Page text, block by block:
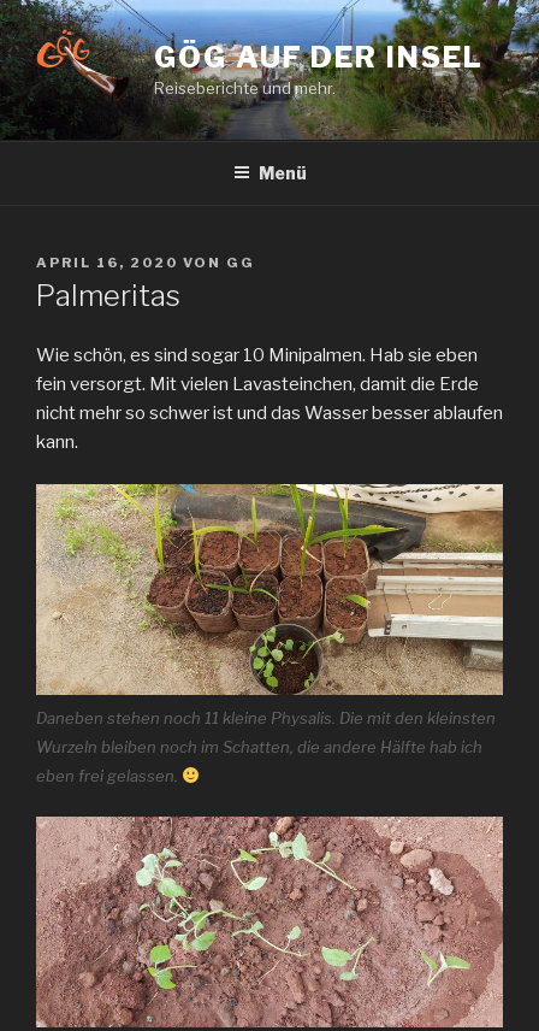
Zum
Inhalt
springen
GÖG AUF DER INSEL
Reiseberichte und mehr.
Menü
VERÖFFENTLICHT
AM
APRIL 16, 2020 VON GG
Palmeritas
Wie schön, es sind sogar 10 Minipalmen. Hab sie eben
fein versorgt. Mit vielen Lavasteinchen, damit die Erde
nicht mehr so schwer ist und das Wasser besser ablaufen
kann.
Daneben stehen noch 11 kleine Physalis. Die mit den kleinsten
Wurzeln bleiben noch im Schatten, die andere Hälfte hab ich
eben frei gelassen.